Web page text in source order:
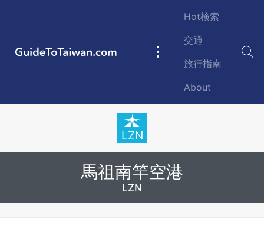
GuideToTaiwan.com
Main
Hot検索
交通
旅行指南
About
LZN
馬祖南竿空港
LZN